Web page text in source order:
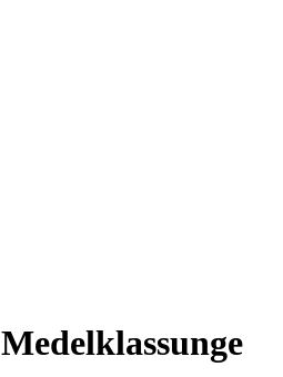
Medelklassunge